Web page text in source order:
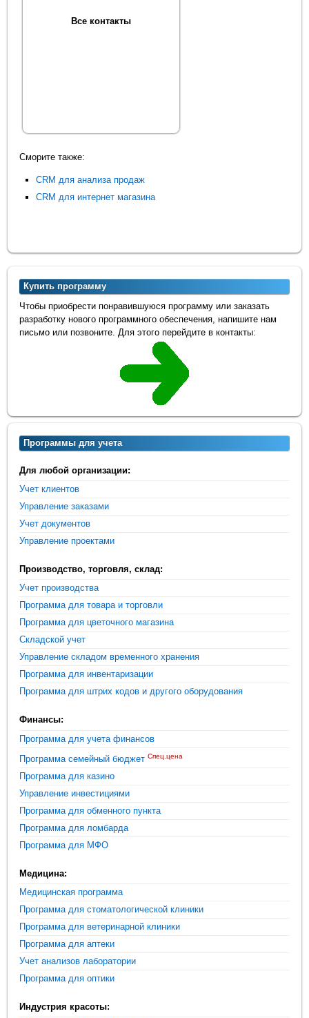
Все контакты
Сморите также:
CRM для анализа продаж
CRM для интернет магазина
Купить программу
Чтобы приобрести понравившуюся программу или заказать
разработку нового программного обеспечения, напишите нам
письмо или позвоните. Для этого перейдите в контакты:
Программы для учета
Для любой организации:
Учет клиентов
Управление заказами
Учет документов
Управление проектами
Производство, торговля, склад:
Учет производства
Программа для товара и торговли
Программа для цветочного магазина
Складской учет
Управление складом временного хранения
Программа для инвентаризации
Программа для штрих кодов и другого оборудования
Финансы:
Программа для учета финансов
Программа семейный бюджет Спец.цена
Программа для казино
Управление инвестициями
Программа для обменного пункта
Программа для ломбарда
Программа для МФО
Медицина:
Медицинская программа
Программа для стоматологической клиники
Программа для ветеринарной клиники
Программа для аптеки
Учет анализов лаборатории
Программа для оптики
Индустрия красоты: